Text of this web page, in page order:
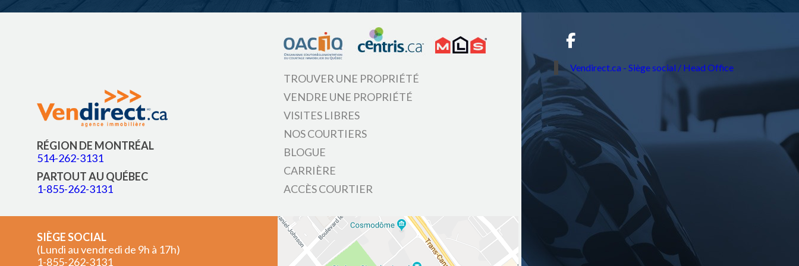
RÉGION DE MONTRÉAL
514-262-3131
PARTOUT AU QUÉBEC
1-855-262-3131
TROUVER UNE PROPRIÉTÉ
VENDRE UNE PROPRIÉTÉ
VISITES LIBRES
NOS COURTIERS
BLOGUE
CARRIÈRE
ACCÈS COURTIER
SIÈGE SOCIAL
(Lundi au vendredi de 9h à 17h)
1-855-262-3131
Vendirect.ca - Siège social / Head Office